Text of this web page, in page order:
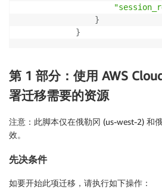
}
}
第 1 部分：使用 AWS
署迁移需要的资源
注意： 此脚本仅在俄勒冈 (us-west-2) 和
效。
先决条件
如要开始此项迁移，请执行如下操作：